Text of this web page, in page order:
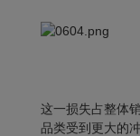
这一损失占整体
品类受到更大的